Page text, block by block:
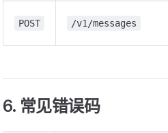
POST /v1/messages
6. 常见错误码